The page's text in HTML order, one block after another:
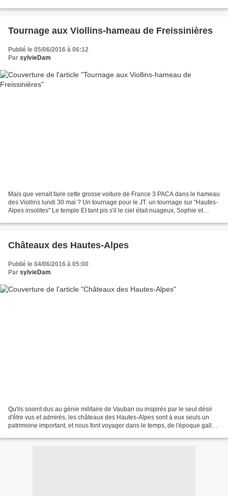
Tournage aux Viollins-hameau de Freissinières
Publié le 05/06/2016 à 06:12
Par sylvieDam
Mais que venait faire cette grosse voiture de France 3 PACA dans le hameau
des Viollins lundi 30 mai ? Un tournage pour le JT. un tournage sur "Hautes-
Alpes insolites" Le temple Et tant pis s'il le ciel était nuageux, Sophie et
Châteaux des Hautes-Alpes
Publié le 04/06/2016 à 05:00
Par sylvieDam
Qu'ils soient dus au génie militaire de Vauban ou inspirés par le seul désir
d'être vus et admirés, les châteaux des Hautes-Alpes sont à eux seuls un
patrimoine important, et nous font voyager dans le temps, de l'époque gallo-